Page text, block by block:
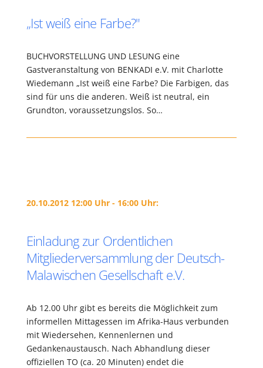
„Ist weiß eine Farbe?"
BUCHVORSTELLUNG UND LESUNG eine
Gastveranstaltung von BENKADI e.V. mit Charlotte
Wiedemann „Ist weiß eine Farbe? Die Farbigen, das
sind für uns die anderen. Weiß ist neutral, ein
Grundton, voraussetzungslos. So…
20.10.2012 12:00 Uhr - 16:00 Uhr:
Einladung zur Ordentlichen
Mitgliederversammlung der Deutsch-
Malawischen Gesellschaft e.V.
Ab 12.00 Uhr gibt es bereits die Möglichkeit zum
informellen Mittagessen im Afrika-Haus verbunden
mit Wiedersehen, Kennenlernen und
Gedankenaustausch. Nach Abhandlung dieser
offiziellen TO (ca. 20 Minuten) endet die